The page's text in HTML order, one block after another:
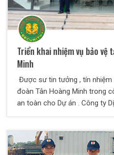
Triển khai nhiệm vụ bảo vệ
Minh
Được sư tin tưởng , tín nhiệm
đoàn Tân Hoàng Minh trong
an toàn cho Dự án . Công ty